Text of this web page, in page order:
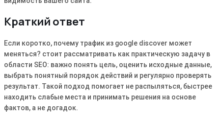
Краткий ответ
Если коротко, почему трафик из google discover может
меняться? стоит рассматривать как практическую задачу в
области SEO: важно понять цель, оценить исходные данные,
выбрать понятный порядок действий и регулярно проверять
результат. Такой подход помогает не распыляться, быстрее
находить слабые места и принимать решения на основе
фактов, а не догадок.